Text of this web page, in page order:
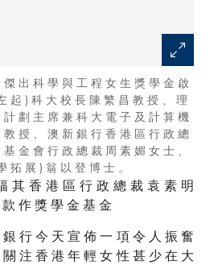
出 科 學 與 工 程 女 生 獎 學 金 啟
起 ) 科 大 校 長 陳 繁 昌 教 授 、 理
劃 主 席 兼 科 大 電 子 及 計 算 機
授 、 澳 新 銀 行 香 港 區 行 政 總
金 會 行 政 總 裁 周 素 媚 女 士 、
拓 展 ) 翁 以 登 博 士 。
其 香 港 區 行 政 總 裁 袁 素 明
作 獎 學 金 基 金
行 今 天 宣 佈 一 項 令 人 振 奮
注 香 港 年 輕 女 性 甚 少 在 大